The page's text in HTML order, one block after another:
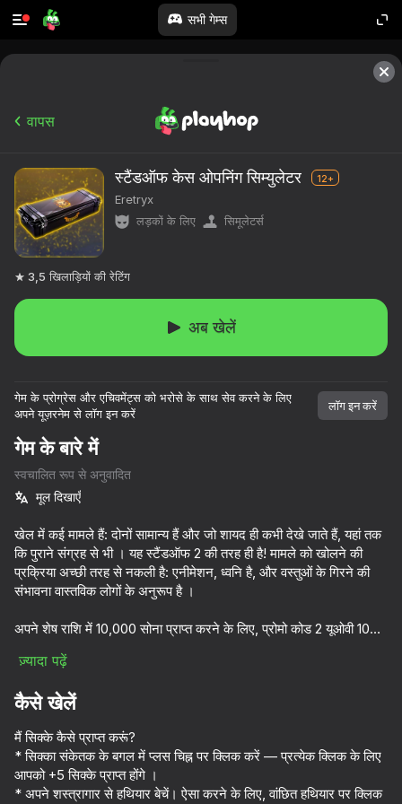
सभी गेम्स
सभी मुफ्त।
सभी आपके।
ओरिएंटेशन का समर्थन करता है
UPGRADER 2: Get your first Dragon Lore!
Cookie
वापस
स्टैंडऑफ केस ओपनिंग सिम्युलेटर 12+
Eretryx
लड़कों के लिए
सिमूलेटर्स
3,5 खिलाड़ियों की रेटिंग
अब खेलें
गेम के प्रोग्रेस और एचिवमेंट्स को भरोसे के साथ सेव करने के लिए
अपने यूज़रनेम से लॉग इन करें
लॉग इन करें
गेम के बारे में
स्वचालित रूप से अनुवादित
मूल दिखाएँ
खेल में कई मामले हैं: दोनों सामान्य हैं और जो शायद ही कभी देखे जाते हैं, यहां तक
कि पुराने संग्रह से भी । यह स्टैंडऑफ 2 की तरह ही है! मामले को खोलने की
प्रक्रिया अच्छी तरह से नकली है: एनीमेशन, ध्वनि है, और वस्तुओं के गिरने की
संभावना वास्तविक लोगों के अनुरूप है ।
अपने शेष राशि में 10,000 सोना प्राप्त करने के लिए, प्रोमो कोड 2 यूओवी 10
कोड मिल सकते हैं ।
हम आपको याद दिलाते हैं कि "स्टैंडऑफ केस ओपनिंग सिम्युलेटर" प्रशंसकों द्वारा
सिम्युलेटर में आपको मिलने वाली कोई भी वस्तु मुख्य गेम में उपयोग नहीं की जा
सकती है ।
ज़्यादा पढ़ें
कैसे खेलें
मैं सिक्के कैसे प्राप्त करूं?
* सिक्का संकेतक के बगल में प्लस चिह्न पर क्लिक करें — प्रत्येक क्लिक के लिए
आपको +5 सिक्के प्राप्त होंगे ।
* अपने शस्त्रागार से हथियार बेचें। ऐसा करने के लिए, वांछित हथियार पर क्लिक